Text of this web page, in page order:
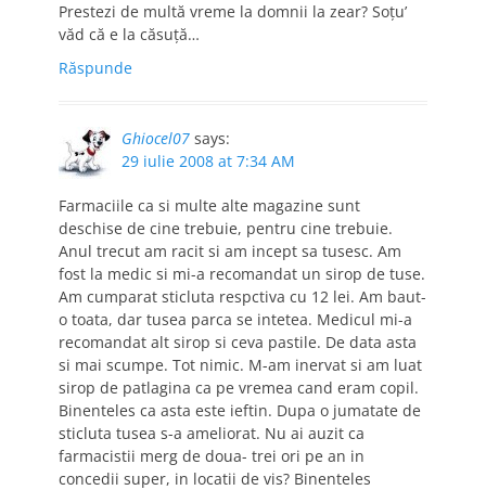
Prestezi de multă vreme la domnii la zear? Soţu’
văd că e la căsuţă…
Răspunde
Ghiocel07 says:
29 iulie 2008 at 7:34 AM
Farmaciile ca si multe alte magazine sunt
deschise de cine trebuie, pentru cine trebuie.
Anul trecut am racit si am incept sa tusesc. Am
fost la medic si mi-a recomandat un sirop de tuse.
Am cumparat sticluta respctiva cu 12 lei. Am baut-
o toata, dar tusea parca se intetea. Medicul mi-a
recomandat alt sirop si ceva pastile. De data asta
si mai scumpe. Tot nimic. M-am inervat si am luat
sirop de patlagina ca pe vremea cand eram copil.
Binenteles ca asta este ieftin. Dupa o jumatate de
sticluta tusea s-a ameliorat. Nu ai auzit ca
farmacistii merg de doua- trei ori pe an in
concedii super, in locatii de vis? Binenteles